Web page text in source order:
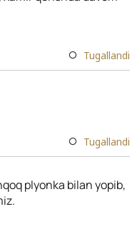
Tugallandi
Tugallandi
plyonka bilan yopib,